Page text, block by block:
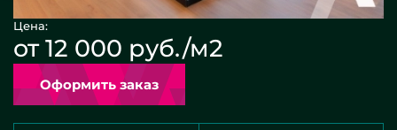
Цена:
от 12 000 руб./м2
Оформить заказ